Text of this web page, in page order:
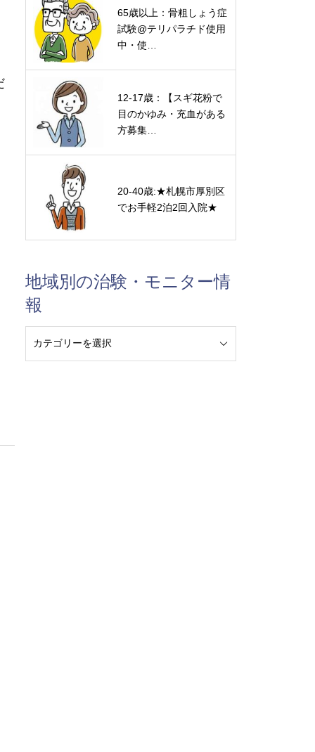
65歳以上：骨粗しょう症
試験@テリパラチド使用
中・使…
12-17歳：【スギ花粉で
目のかゆみ・充血がある
方募集…
20-40歳:★札幌市厚別区
でお手軽2泊2回入院★
地域別の治験・モニター情
報